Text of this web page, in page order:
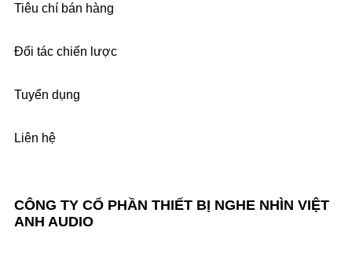
CÔNG TY CỔ PHẦN THIẾT BỊ NGHE NHÌN VIỆT
ANH AUDIO
Tiêu chí bán hàng
Đối tác chiến lược
Tuyển dụng
Liên hệ